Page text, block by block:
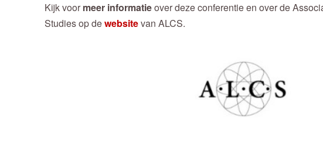
Kijk voor meer informatieover deze conferentie en over de
Studies op dewebsitevan ALCS.